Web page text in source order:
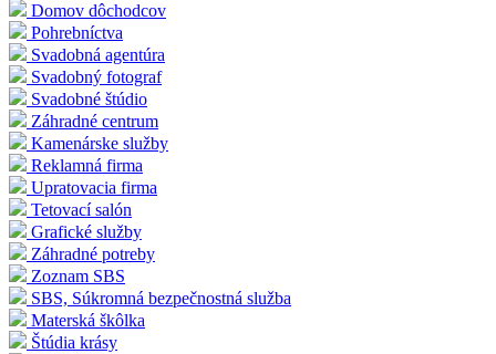
Domov dôchodcov
Pohrebníctva
Svadobná agentúra
Svadobný fotograf
Svadobné štúdio
Záhradné centrum
Kamenárske služby
Reklamná firma
Upratovacia firma
Tetovací salón
Grafické služby
Záhradné potreby
Zoznam SBS
SBS, Súkromná bezpečnostná služba
Materská škôlka
Štúdia krásy